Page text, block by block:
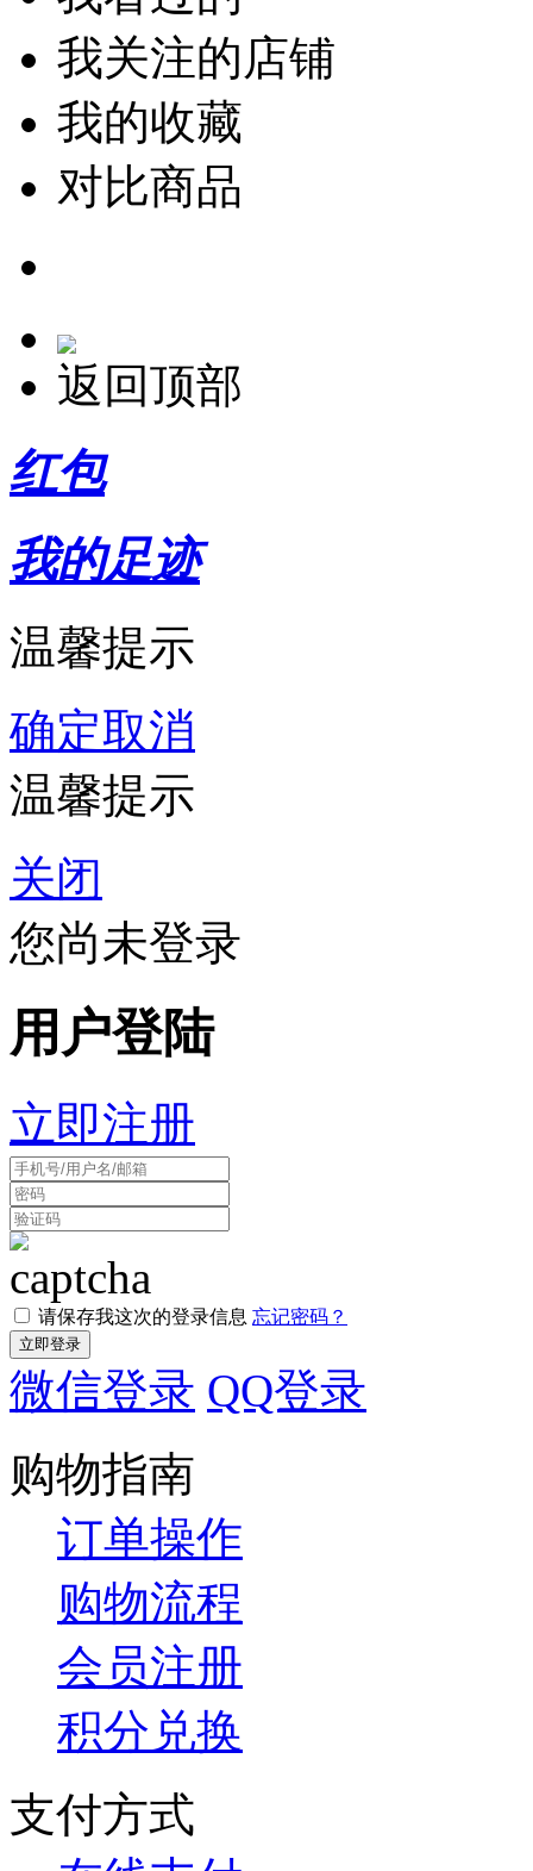
我关注的店铺
我的收藏
对比商品
返回顶部
红包
我的足迹
温馨提示
确定取消
温馨提示
关闭
您尚未登录
用户登陆
立即注册
请保存我这次的登录信息 忘记密码？
微信登录 QQ登录
购物指南
订单操作
购物流程
会员注册
积分兑换
支付方式